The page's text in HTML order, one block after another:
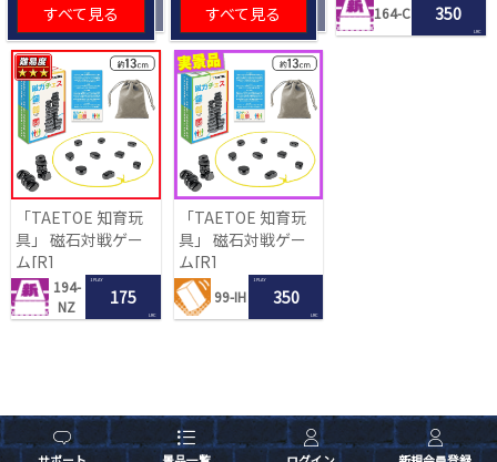
すべて見る
すべて見る
164-C 350
LRC
「TAETOE 知育玩
具」 磁石対戦ゲー
ム[R]
194-
NZ
1 PLAY
175
LRC
「TAETOE 知育玩
具」 磁石対戦ゲー
ム[R]
99-IH
1 PLAY
350
LRC